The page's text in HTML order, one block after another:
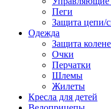
Пеги
Защита цепи/
Одежда
Защита
Очки
Перчатки
Шлемы
Жилеты
Кресла для детей